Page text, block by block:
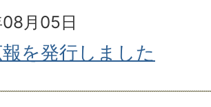
月05日
を発行しました